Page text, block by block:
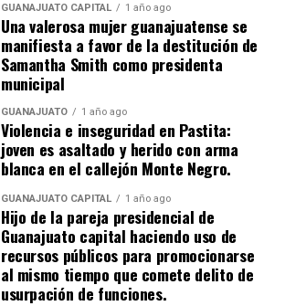
GUANAJUATO CAPITAL 1 año ago
Una valerosa mujer guanajuatense se
manifiesta a favor de la destitución de
Samantha Smith como presidenta
municipal
GUANAJUATO 1 año ago
Violencia e inseguridad en Pastita:
joven es asaltado y herido con arma
blanca en el callejón Monte Negro.
GUANAJUATO CAPITAL 1 año ago
Hijo de la pareja presidencial de
Guanajuato capital haciendo uso de
recursos públicos para promocionarse
al mismo tiempo que comete delito de
usurpación de funciones.